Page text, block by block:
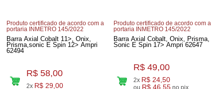
Produto certificado de acordo com a
portaria INMETRO 145/2022
Barra Axial Cobalt 11>, Onix,
Prisma,sonic E Spin 12> Ampri
62494
R$ 58,00
2x R$ 29,00
Produto certificado de acordo com a
portaria INMETRO 145/2022
Barra Axial Cobalt, Onix, Prisma,
Sonic E Spin 17> Ampri 62647
R$ 49,00
2x R$ 24,50
ou R$ 46,55 no pix